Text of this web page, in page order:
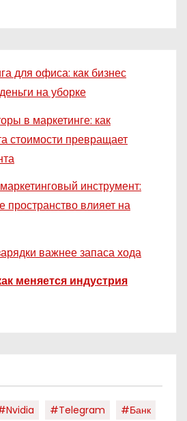
для офиса: как бизнес
на уборке
в маркетинге: как
стоимости превращает
инструмент:
пространство влияет на
важнее запаса хода
меняется индустрия
#telegram
#банк